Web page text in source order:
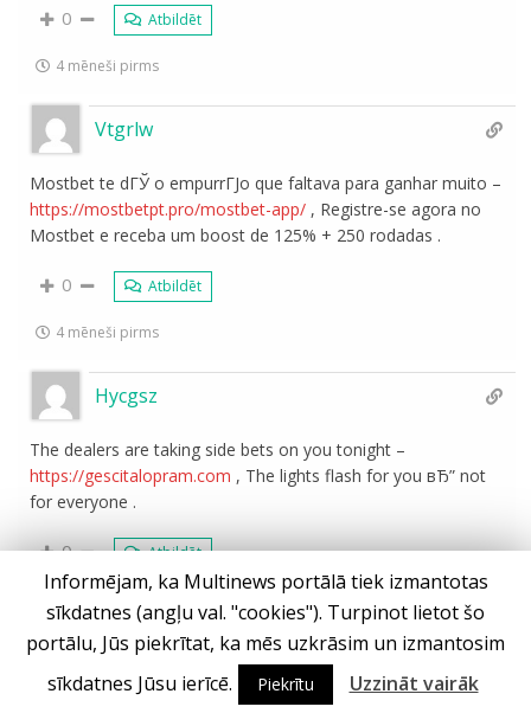
0 Atbildēt
4 mēneši pirms
Vtgrlw
Mostbet te dГЎ o empurrГЈo que faltava para ganhar muito –
https://mostbetpt.pro/mostbet-app/ , Registre-se agora no
Mostbet e receba um boost de 125% + 250 rodadas .
0 Atbildēt
4 mēneši pirms
Hycgsz
The dealers are taking side bets on you tonight –
https://gescitalopram.com , The lights flash for you вЂ” not
for everyone .
0 Atbildēt
4 mēneši pirms
Informējam, ka Multinews portālā tiek izmantotas
sīkdatnes (angļu val. "cookies"). Turpinot lietot šo
portālu, Jūs piekrītat, ka mēs uzkrāsim un izmantosim
sīkdatnes Jūsu ierīcē.
Piekrītu Uzzināt vairāk